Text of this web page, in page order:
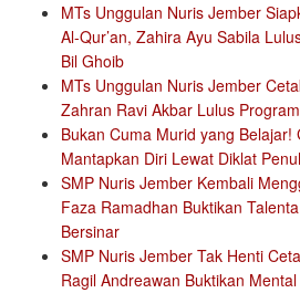
MTs Unggulan Nuris Jember
Al-Qur’an, Zahira Ayu Sabila
Bil Ghoib
MTs Unggulan Nuris Jember
Zahran Ravi Akbar Lulus
Bukan Cuma Murid yang
Mantapkan Diri Lewat Diklat
SMP Nuris Jember Kembali
Faza Ramadhan Buktikan
Bersinar
SMP Nuris Jember Tak Henti
Ragil Andreawan Buktikan